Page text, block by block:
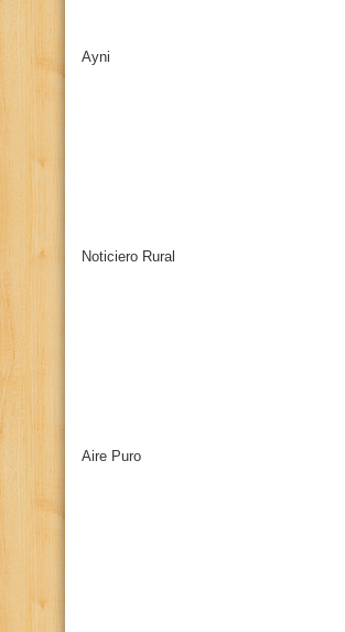
Ayni
Noticiero Rural
Aire Puro